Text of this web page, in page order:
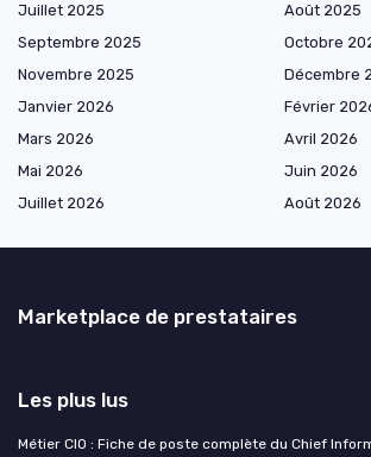
Juillet 2025
Août 2025
Septembre 2025
Octobre
Novembre 2025
Décembre
Janvier 2026
Février
Mars 2026
Avril 2026
Mai 2026
Juin 2026
Juillet 2026
Août 2026
Marketplace de prestataires
Les plus lus
Métier CIO : Fiche de poste complète du Chief